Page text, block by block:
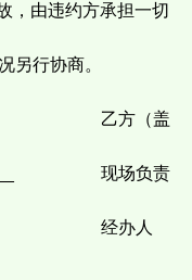
，由违约方承担一切
行协商。
乙方（盖
现场负责
经办人